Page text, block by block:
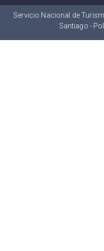
Servicio Nacional de
Santiago -